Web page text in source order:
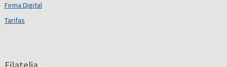
Firma Digital
Tarifas